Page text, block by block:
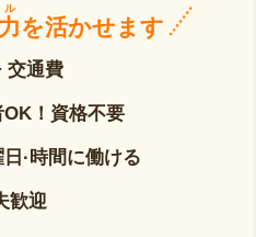
を活かせます
交通費
OK！資格不要
·時間に働ける
歓迎